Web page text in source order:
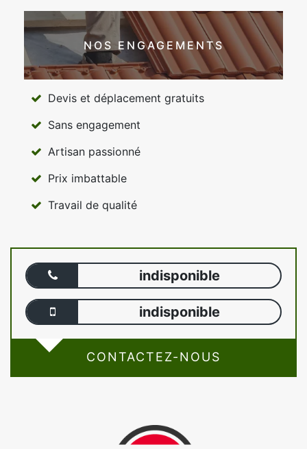
NOS ENGAGEMENTS
Devis et déplacement gratuits
Sans engagement
Artisan passionné
Prix imbattable
Travail de qualité
indisponible
indisponible
CONTACTEZ-NOUS